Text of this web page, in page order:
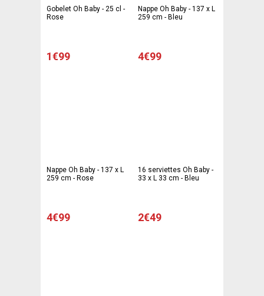
Gobelet Oh Baby - 25 cl -
Rose
1€99
Nappe Oh Baby - 137 x L
259 cm - Bleu
4€99
Nappe Oh Baby - 137 x L
259 cm - Rose
4€99
16 serviettes Oh Baby -
33 x L 33 cm - Bleu
2€49